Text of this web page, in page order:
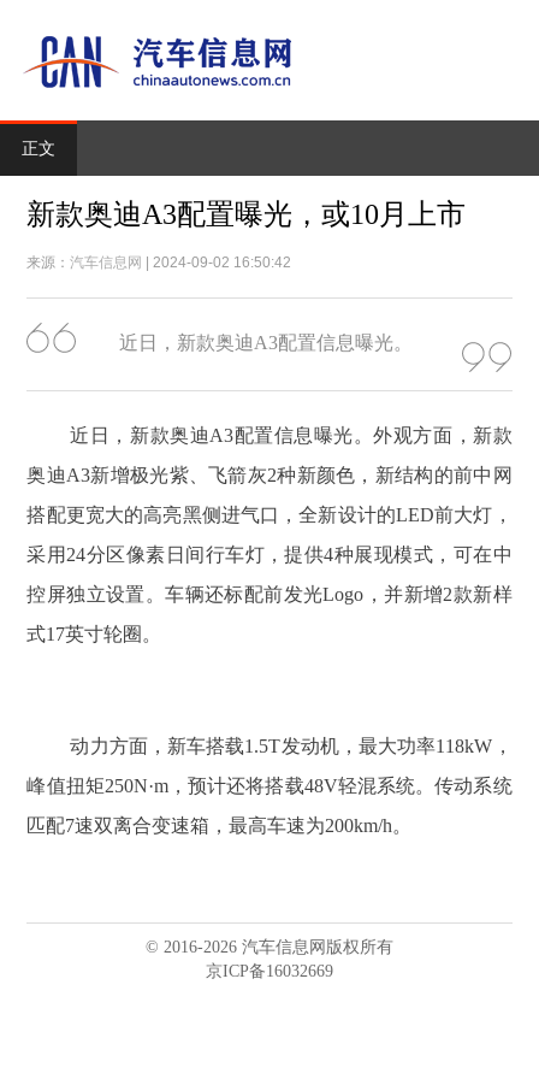
正文
新款奥迪A3配置曝光，或10月上市
来源：汽车信息网 | 2024-09-02 16:50:42
近日，新款奥迪A3配置信息曝光。
近日，新款奥迪A3配置信息曝光。外观方面，新款
奥迪A3新增极光紫、飞箭灰2种新颜色，新结构的前中网
搭配更宽大的高亮黑侧进气口，全新设计的LED前大灯，
采用24分区像素日间行车灯，提供4种展现模式，可在中
控屏独立设置。车辆还标配前发光Logo，并新增2款新样
式17英寸轮圈。
动力方面，新车搭载1.5T发动机，最大功率118kW，
峰值扭矩250N·m，预计还将搭载48V轻混系统。传动系统
匹配7速双离合变速箱，最高车速为200km/h。
© 2016-2026 汽车信息网版权所有
京ICP备16032669